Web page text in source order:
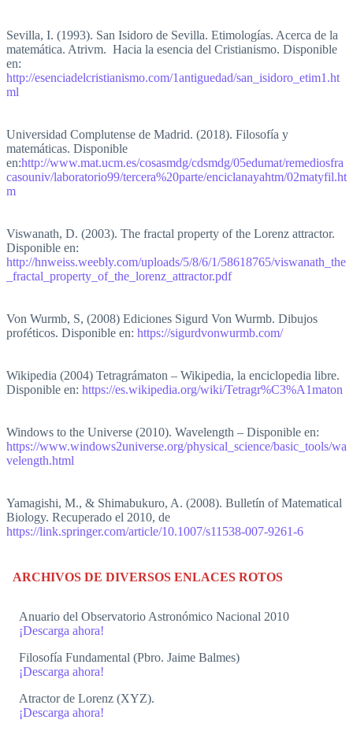
Sevilla, I. (1993). San Isidoro de Sevilla. Etimologías. Acerca de la
matemática. Atrivm. Hacia la esencia del Cristianismo. Disponible
en:
http://esenciadelcristianismo.com/1antiguedad/san_isidoro_etim1.ht
ml
Universidad Complutense de Madrid. (2018). Filosofía y
matemáticas. Disponible
en:http://www.mat.ucm.es/cosasmdg/cdsmdg/05edumat/remediosfra
casouniv/laboratorio99/tercera%20parte/enciclanayahtm/02matyfil.ht
m
Viswanath, D. (2003). The fractal property of the Lorenz attractor.
Disponible en:
http://hnweiss.weebly.com/uploads/5/8/6/1/58618765/viswanath_the
_fractal_property_of_the_lorenz_attractor.pdf
Von Wurmb, S, (2008) Ediciones Sigurd Von Wurmb. Dibujos
proféticos. Disponible en: https://sigurdvonwurmb.com/
Wikipedia (2004) Tetragrámaton – Wikipedia, la enciclopedia libre.
Disponible en: https://es.wikipedia.org/wiki/Tetragr%C3%A1maton
Windows to the Universe (2010). Wavelength – Disponible en:
https://www.windows2universe.org/physical_science/basic_tools/wa
velength.html
Yamagishi, M., & Shimabukuro, A. (2008). Bulletín of Matematical
Biology. Recuperado el 2010, de
https://link.springer.com/article/10.1007/s11538-007-9261-6
ARCHIVOS DE DIVERSOS ENLACES ROTOS
Anuario del Observatorio Astronómico Nacional 2010
¡Descarga ahora!
Filosofía Fundamental (Pbro. Jaime Balmes)
¡Descarga ahora!
Atractor de Lorenz (XYZ).
¡Descarga ahora!